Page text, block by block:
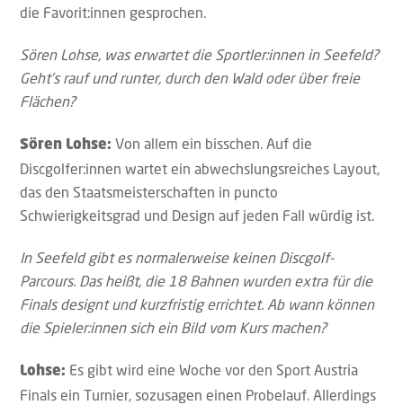
die Favorit:innen gesprochen.
Sören Lohse, was erwartet die Sportler:innen in Seefeld?
Geht’s rauf und runter, durch den Wald oder über freie
Flächen?
Sören Lohse: Von allem ein bisschen. Auf die
Discgolfer:innen wartet ein abwechslungsreiches Layout,
das den Staatsmeisterschaften in puncto
Schwierigkeitsgrad und Design auf jeden Fall würdig ist.
In Seefeld gibt es normalerweise keinen Discgolf-
Parcours. Das heißt, die 18 Bahnen wurden extra für die
Finals designt und kurzfristig errichtet. Ab wann können
die Spieler:innen sich ein Bild vom Kurs machen?
Lohse: Es gibt wird eine Woche vor den Sport Austria
Finals ein Turnier, sozusagen einen Probelauf. Allerdings